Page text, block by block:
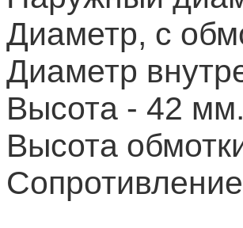
Диаметр, с
Диаметр
Высота - 42 мм.
Высота